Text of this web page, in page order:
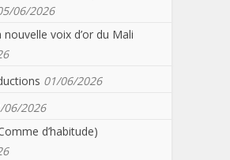
06/2026
voix d’or du Mali
01/06/2026
06/2026
d’habitude)